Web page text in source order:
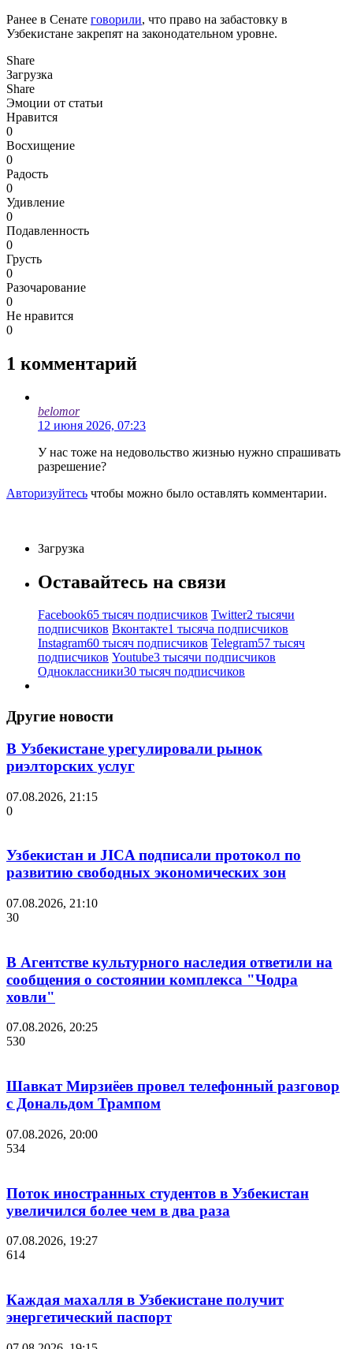
Ранее в Сенате говорили, что право на забастовку в
Узбекистане закрепят на законодательном уровне.
Share
Загрузка
Share
Эмоции от статьи
Нравится
0
Восхищение
0
Радость
0
Удивление
0
Подавленность
0
Грусть
0
Разочарование
0
Не нравится
0
1 комментарий
belomor
12 июня 2026, 07:23
У нас тоже на недовольство жизнью нужно спрашивать
разрешение?
Авторизуйтесь чтобы можно было оставлять комментарии.
Загрузка
Оставайтесь на связи
Facebook65 тысяч подписчиков Twitter2 тысячи
подписчиков Вконтакте1 тысяча подписчиков
Instagram60 тысяч подписчиков Telegram57 тысяч
подписчиков Youtube3 тысячи подписчиков
Одноклассники30 тысяч подписчиков
Другие новости
В Узбекистане урегулировали рынок
риэлторских услуг
07.08.2026, 21:15
0
Узбекистан и JICA подписали протокол по
развитию свободных экономических зон
07.08.2026, 21:10
30
В Агентстве культурного наследия ответили на
сообщения о состоянии комплекса "Чодра
ховли"
07.08.2026, 20:25
530
Шавкат Мирзиёев провел телефонный разговор
с Дональдом Трампом
07.08.2026, 20:00
534
Поток иностранных студентов в Узбекистан
увеличился более чем в два раза
07.08.2026, 19:27
614
Каждая махалля в Узбекистане получит
энергетический паспорт